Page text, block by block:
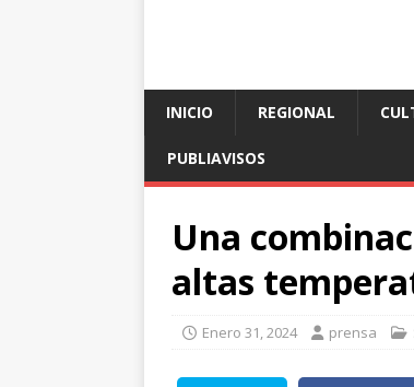
INICIO REGIONAL
PUBLIAVISOS
Una
altas
Enero 31, 2024 prensa